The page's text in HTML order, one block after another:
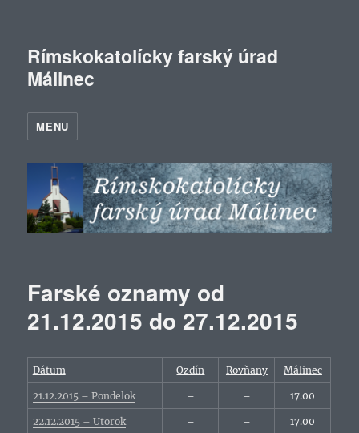
Rímskokatolícky farský úrad
Málinec
MENU
Farské oznamy od
21.12.2015 do 27.12.2015
Dátum Ozdín Rovňany Málinec
21.12.2015 – Pondelok – – 17.00
22.12.2015 – Utorok – – 17.00